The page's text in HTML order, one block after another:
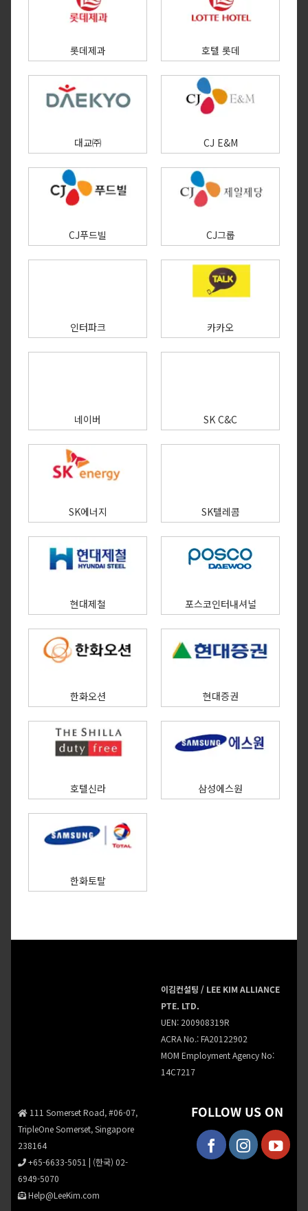
롯데제과 호텔 롯데
대교㈜ CJ E&M
CJ푸드빌 CJ그룹
인터파크 카카오
네이버 SK C&C
SK에너지 SK텔레콤
현대제철 포스코인터내셔널
한화오션 현대증권
호텔신라 삼성에스원
한화토탈
이김컨설팅 / LEE KIM ALLIANCE
PTE. LTD.
UEN: 200908319R
ACRA No.: FA20122902
MOM Employment Agency No:
14C7217
111 Somerset Road, #06-07,
TripleOne Somerset, Singapore
238164
+65-6633-5051
(한국) 02-
6949-5070
Help@LeeKim.com
FOLLOW US ON